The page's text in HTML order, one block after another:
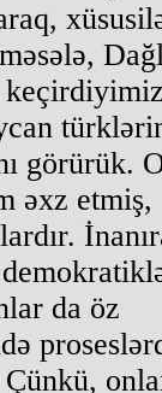
görürük.
əxz etmiş,
da öz